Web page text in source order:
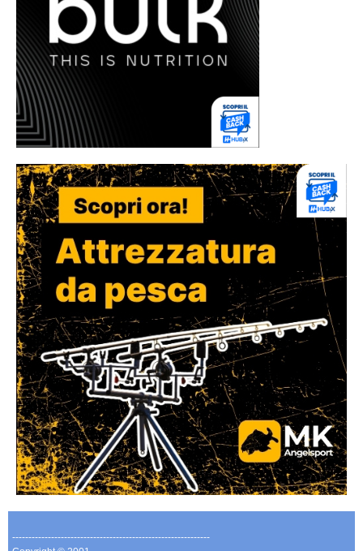
-------------------------------------------------------------